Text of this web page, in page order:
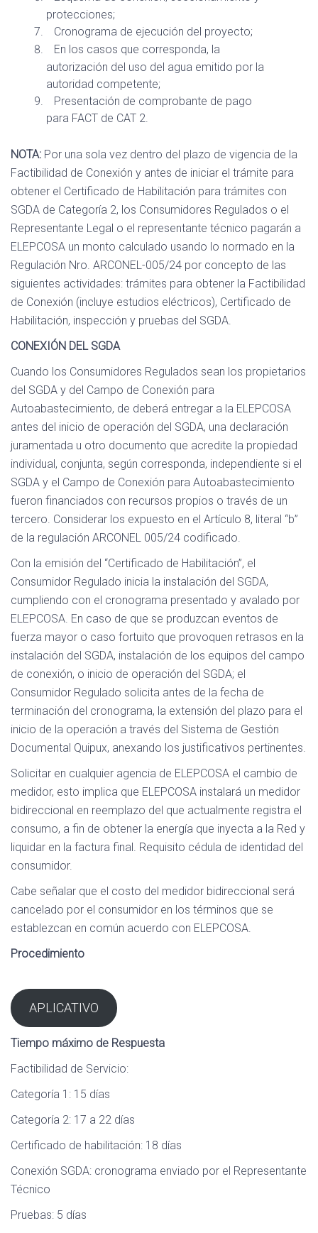
protecciones;
Cronograma de ejecución del proyecto;
En los casos que corresponda, la
autorización del uso del agua emitido por la
autoridad competente;
Presentación de comprobante de pago
para FACT de CAT 2.
NOTA: Por una sola vez dentro del plazo de vigencia de la
Factibilidad de Conexión y antes de iniciar el trámite para
obtener el Certificado de Habilitación para trámites con
SGDA de Categoría 2, los Consumidores Regulados o el
Representante Legal o el representante técnico pagarán a
ELEPCOSA un monto calculado usando lo normado en la
Regulación Nro. ARCONEL-005/24 por concepto de las
siguientes actividades: trámites para obtener la Factibilidad
de Conexión (incluye estudios eléctricos), Certificado de
Habilitación, inspección y pruebas del SGDA.
CONEXIÓN DEL SGDA
Cuando los Consumidores Regulados sean los propietarios
del SGDA y del Campo de Conexión para
Autoabastecimiento, de deberá entregar a la ELEPCOSA
antes del inicio de operación del SGDA, una declaración
juramentada u otro documento que acredite la propiedad
individual, conjunta, según corresponda, independiente si el
SGDA y el Campo de Conexión para Autoabastecimiento
fueron financiados con recursos propios o través de un
tercero. Considerar los expuesto en el Artículo 8, literal “b”
de la regulación ARCONEL 005/24 codificado.
Con la emisión del “Certificado de Habilitación”, el
Consumidor Regulado inicia la instalación del SGDA,
cumpliendo con el cronograma presentado y avalado por
ELEPCOSA. En caso de que se produzcan eventos de
fuerza mayor o caso fortuito que provoquen retrasos en la
instalación del SGDA, instalación de los equipos del campo
de conexión, o inicio de operación del SGDA; el
Consumidor Regulado solicita antes de la fecha de
terminación del cronograma, la extensión del plazo para el
inicio de la operación a través del Sistema de Gestión
Documental Quipux, anexando los justificativos pertinentes.
Solicitar en cualquier agencia de ELEPCOSA el cambio de
medidor, esto implica que ELEPCOSA instalará un medidor
bidireccional en reemplazo del que actualmente registra el
consumo, a fin de obtener la energía que inyecta a la Red y
liquidar en la factura final. Requisito cédula de identidad del
consumidor.
Cabe señalar que el costo del medidor bidireccional será
cancelado por el consumidor en los términos que se
establezcan en común acuerdo con ELEPCOSA.
Procedimiento
APLICATIVO
Tiempo máximo de Respuesta
Factibilidad de Servicio:
Categoría 1: 15 días
Categoría 2: 17 a 22 días
Certificado de habilitación: 18 días
Conexión SGDA: cronograma enviado por el Representante
Técnico
Pruebas: 5 días